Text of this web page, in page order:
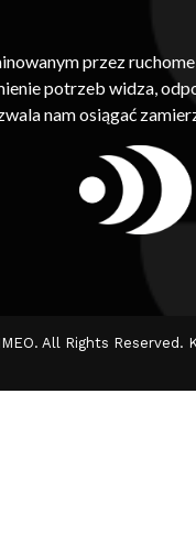
przez
potrzeb widza,
nam osiągać
All Rights Reserved.